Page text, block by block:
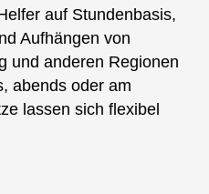
auf Stundenbasis,
Aufhängen von
und anderen Regionen
abends oder am
lassen sich flexibel